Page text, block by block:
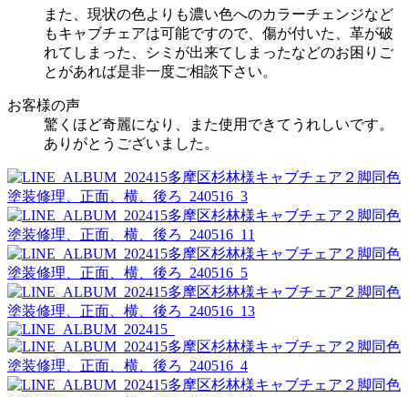
また、現状の色よりも濃い色へのカラーチェンジなど
もキャブチェアは可能ですので、傷が付いた、革が破
れてしまった、シミが出来てしまったなどのお困りご
とがあれば是非一度ご相談下さい。
お客様の声
驚くほど奇麗になり、また使用できてうれしいです。
ありがとうございました。